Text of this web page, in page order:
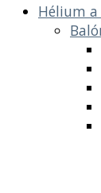
Hélium